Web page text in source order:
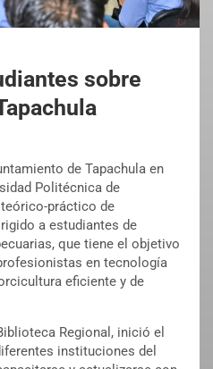
sobre
de Tapachula en
Politécnica de
práctico de
a estudiantes de
que tiene el objetivo
en tecnología
eficiente y de
Regional, inició el
instituciones del